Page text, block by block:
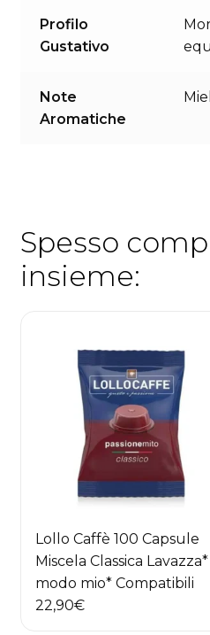
Profilo
Gustativo
Note
Aromatiche
Spesso
insieme:
Lollo Caffè 100 Capsule
Miscela Classica Lavazza*
modo mio* Compatibili
22,90€